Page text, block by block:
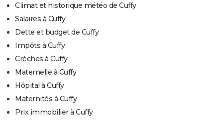
Climat et historique météo de Cuffy
Salaires à Cuffy
Dette et budget de Cuffy
Impôts à Cuffy
Crèches à Cuffy
Maternelle à Cuffy
Hôpital à Cuffy
Maternités à Cuffy
Prix immobilier à Cuffy